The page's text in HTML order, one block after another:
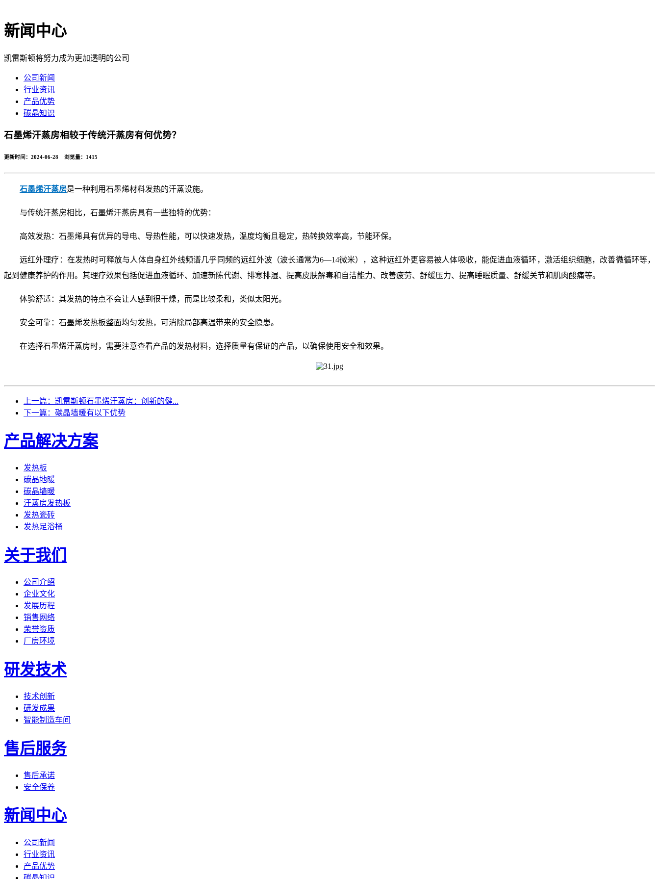
新闻中心
凯雷斯顿将努力成为更加透明的公司
公司新闻
行业资讯
产品优势
碳晶知识
石墨烯汗蒸房相较于传统汗蒸房有何优势？
更新时间：2024-06-28 浏览量： 1415
石墨烯汗蒸房是一种利用石墨烯材料发热的汗蒸设施。
与传统汗蒸房相比，石墨烯汗蒸房具有一些独特的优势：
高效发热：石墨烯具有优异的导电、导热性能，可以快速发热，温度均衡且稳定，热转换效率高，节能环保。
远红外理疗 ：在发热时可释放与人体自身红外线频谱几乎同频的远红外波（波长通常为6—14微米），这种远红外更容易被人体吸收，能促进血液循环，激活组织细胞，改善微循环等，
起到健康养护的作用。其理疗效果包括促进血液循环、加速新陈代谢、排寒排湿、提高皮肤解毒和自洁能力、改善疲劳、舒缓压力、提高睡眠质量、舒缓关节和肌肉酸痛等。
体验舒适：其发热的特点不会让人感到很干燥，而是比较柔和，类似太阳光。
安全可靠 ：石墨烯发热板整面均匀发热，可消除局部高温带来的安全隐患。
在选择石墨烯汗蒸房时，需要注意查看产品的发热材料，选择质量有保证的产品，以确保使用安全和效果。
上一篇：凯雷斯顿石墨烯汗蒸房：创新的健...
下一篇：碳晶墙暖有以下优势
产品解决方案
发热板
碳晶地暖
碳晶墙暖
汗蒸房发热板
发热瓷砖
发热足浴桶
关于我们
公司介绍
企业文化
发展历程
销售网络
荣誉资质
厂房环境
研发技术
技术创新
研发成果
智能制造车间
售后服务
售后承诺
安全保养
新闻中心
公司新闻
行业资讯
产品优势